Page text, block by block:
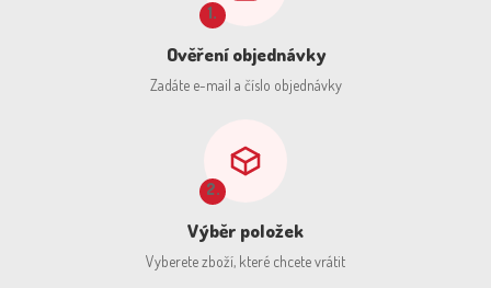
1.
Ověření objednávky
Zadáte e-mail a číslo objednávky
2.
Výběr položek
Vyberete zboží, které chcete vrátit